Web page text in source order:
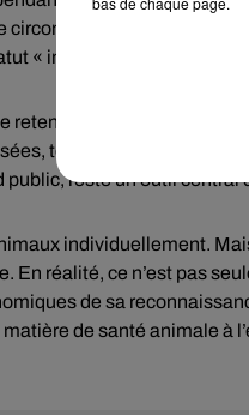
la maladie plus
« indemne ».
retenue par les autorités
tout en limitant
reste un outil central
individuellement.
En réalité, ce n’est pas
de sa
de santé animale à